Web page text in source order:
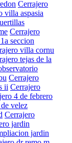
Cerrajero
villa aspasia
Cerrajero
seccion
villa cornu
tejas de la
Cerrajero
ii Cerrajero
4 de febrero
velez
Cerrajero
jardin
jardin